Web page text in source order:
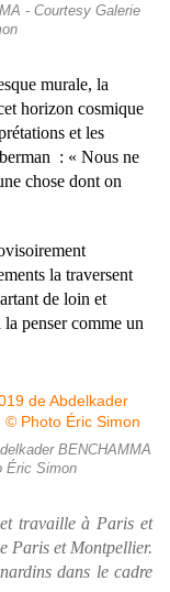
- Courtesy Galerie
murale, la
horizon cosmique
et les
: « Nous ne
chose dont on
la traversent
de loin et
penser comme un
BENCHAMMA
Éric Simon
travaille à Paris et
Paris et Montpellier.
dans le cadre